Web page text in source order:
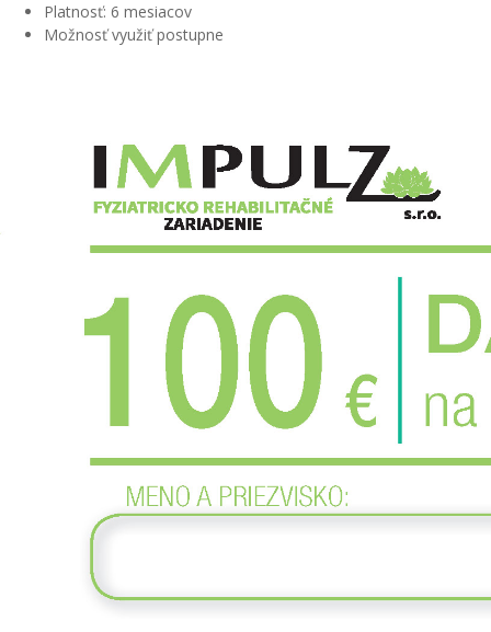
Platnosť: 6 mesiacov
Možnosť využiť postupne